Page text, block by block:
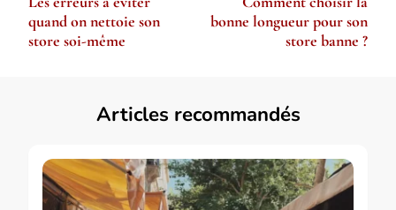
d’article
quand on nettoie son
store soi-même
bonne longueur pour son
store banne ?
Articles recommandés